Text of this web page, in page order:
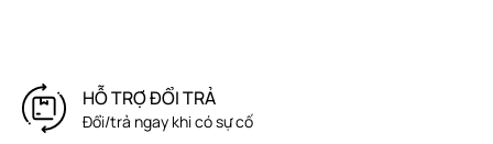
HỖ TRỢ ĐỔI TRẢ
Đổi/trả ngay khi có sự cố